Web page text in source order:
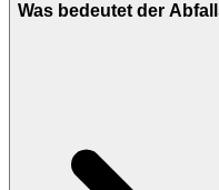
Was bedeutet der